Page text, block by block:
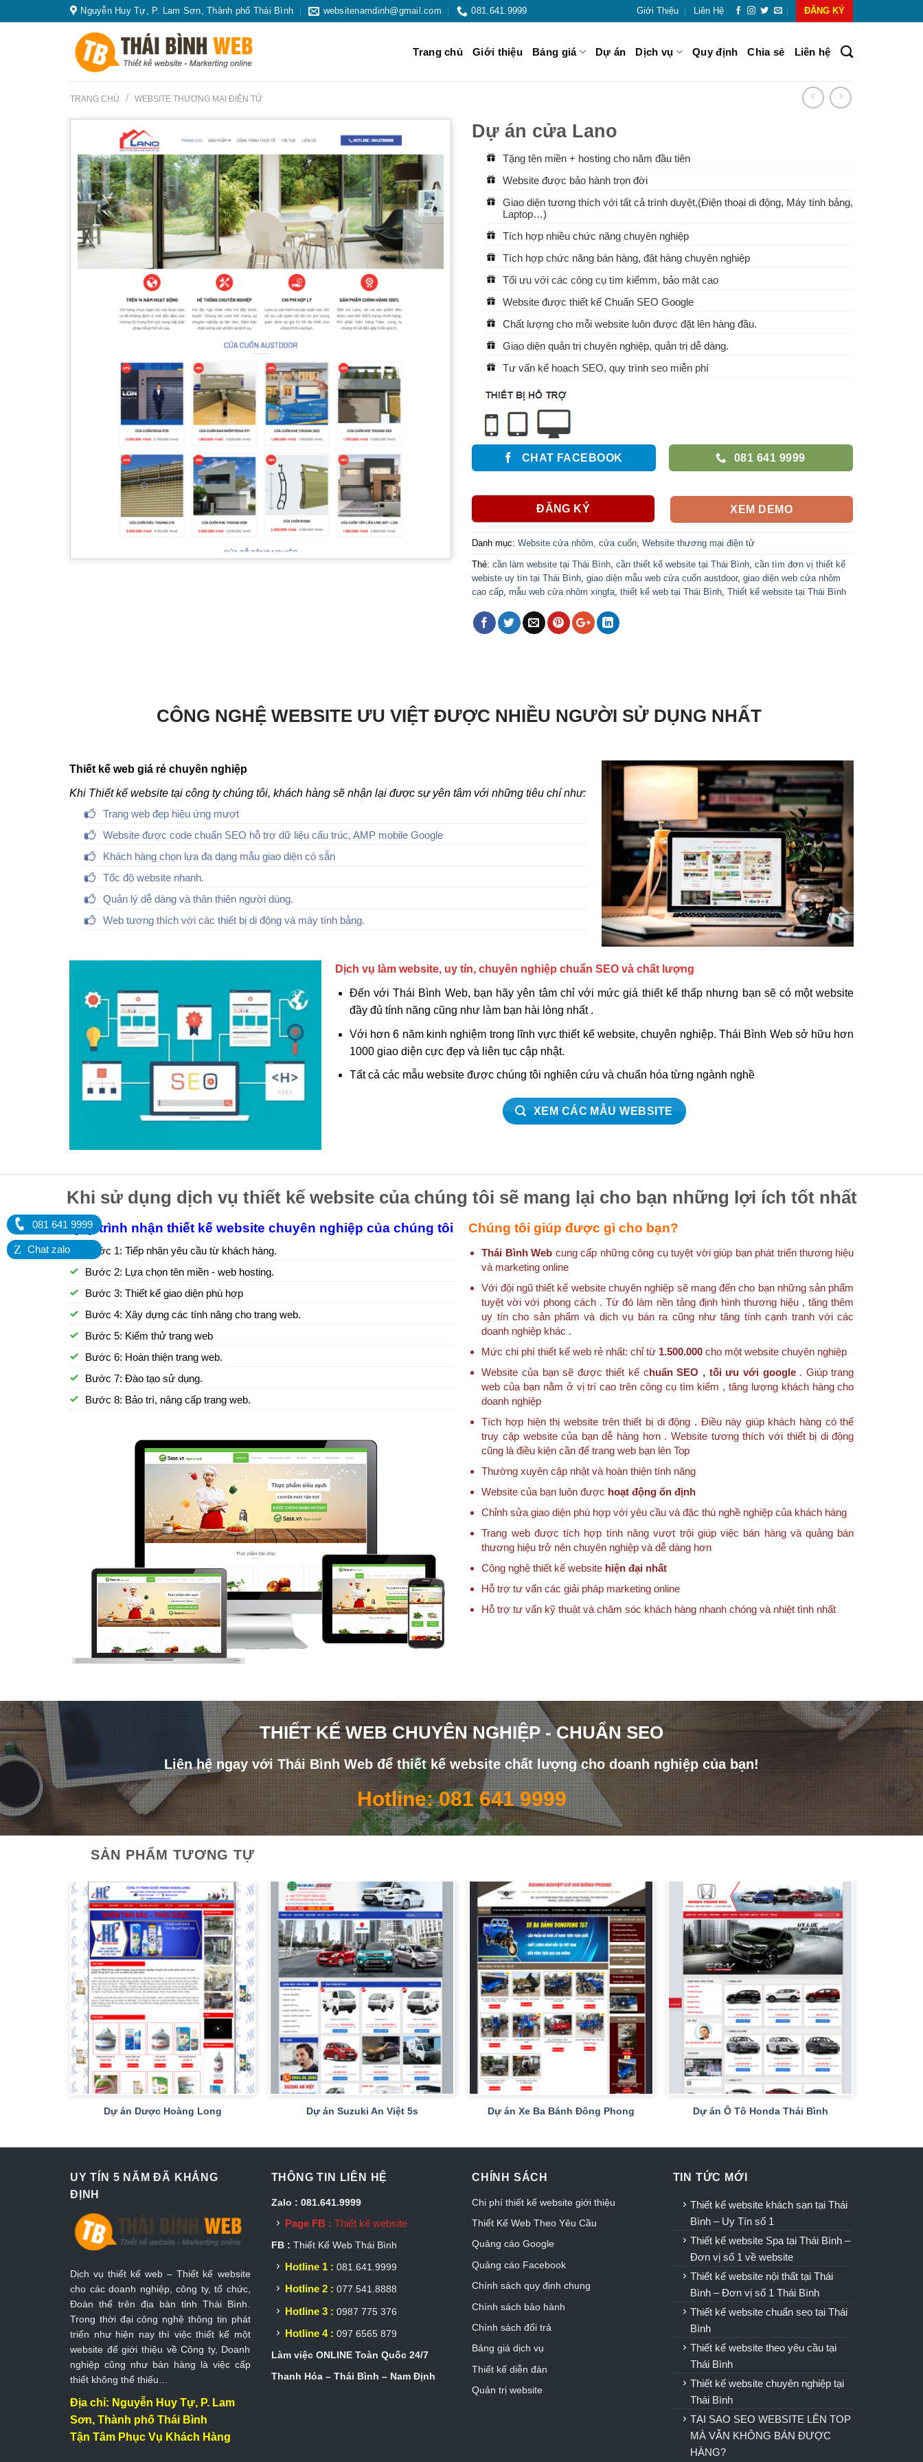
to
081 641 9999
Z Chat zalo
Nguyễn Huy Tự, P. Lam Sơn, Thành phố Thái Bình websitenamdinh@gmail.com 081.641.9999 Giới Thiệu Liên Hệ ĐĂNG KÝ
Trang chủ Giới thiệu Bảng giá Dự án Dịch vụ Quy định Chia sẻ Liên hệ
TRANG CHỦ / WEBSITE THƯƠNG MẠI ĐIỆN TỬ
Dự án cửa Lano
Tặng tên miền + hosting cho năm đầu tiên
Website được bảo hành trọn đời
Giao diện tương thích với tất cả trình duyệt,(Điện thoại di động, Máy tính bảng,
Laptop…)
Tích hợp nhiều chức năng chuyên nghiệp
Tích hợp chức năng bán hàng, đặt hàng chuyên nghiệp
Tối ưu với các công cụ tìm kiếmm, bảo mật cao
Website được thiết kế Chuẩn SEO Google
Chất lượng cho mỗi website luôn được đặt lên hàng đầu.
Giao diện quản trị chuyên nghiệp, quản trị dễ dàng.
Tư vấn kế hoạch SEO, quy trình seo miễn phí
CHAT FACEBOOK 081 641 9999
ĐĂNG KÝ XEM DEMO
Danh mục: Website cửa nhôm, cửa cuốn, Website thương mại điện tử
Thẻ: cần làm website tại Thái Bình, cần thiết kế website tại Thái Bình, cần tìm đơn vị thiết kế
webiste uy tín tại Thái Bình, giao diện mẫu web cửa cuốn austdoor, giao diện web cửa nhôm
cao cấp, mẫu web cửa nhôm xingfa, thiết kế web tại Thái Bình, Thiết kế website tại Thái Bình
CÔNG NGHỆ WEBSITE ƯU VIỆT ĐƯỢC NHIỀU NGƯỜI SỬ DỤNG NHẤT
Thiết kế web giá rẻ chuyên nghiệp
Khi Thiết kế website tại công ty chúng tôi, khách hàng sẽ nhận lại được sự yên tâm với những tiêu chí như:
Trang web đẹp hiệu ứng mượt
Website được code chuẩn SEO hỗ trợ dữ liệu cấu trúc, AMP mobile Google
Khách hàng chọn lựa đa dạng mẫu giao diện có sẵn
Tốc độ website nhanh.
Quản lý dễ dàng và thân thiện người dùng.
Web tương thích với các thiết bị di động và máy tính bảng.
Dịch vụ làm website, uy tín, chuyên nghiệp chuẩn SEO và chất lượng
Đến với Thái Bình Web, bạn hãy yên tâm chỉ với mức giá thiết kế thấp nhưng bạn sẽ có một website
đầy đủ tính năng cũng như làm bạn hài lòng nhất .
Với hơn 6 năm kinh nghiệm trong lĩnh vực thiết kế website, chuyên nghiệp. Thái Bình Web sở hữu hơn
1000 giao diện cực đẹp và liên tục cập nhật.
Tất cả các mẫu website được chúng tôi nghiên cứu và chuẩn hóa từng ngành nghề
XEM CÁC MẪU WEBSITE
Khi sử dụng dịch vụ thiết kế website của chúng tôi sẽ mang lại cho bạn những lợi ích tốt nhất
Quy trình nhận thiết kế website chuyên nghiệp của chúng tôi
Bước 1: Tiếp nhận yêu cầu từ khách hàng.
Bước 2: Lựa chọn tên miền - web hosting.
Bước 3: Thiết kế giao diện phù hợp
Bước 4: Xây dựng các tính năng cho trang web.
Bước 5: Kiểm thử trang web
Bước 6: Hoàn thiện trang web.
Bước 7: Đào tạo sử dụng.
Bước 8: Bảo trì, nâng cấp trang web.
Chúng tôi giúp được gì cho bạn?
Thái Bình Web cung cấp những công cụ tuyệt vời giúp bạn phát triển thương hiệu
và marketing online
Với đội ngũ thiết kế website chuyên nghiệp sẽ mang đến cho bạn những sản phẩm
tuyệt vời với phong cách . Từ đó làm nền tảng định hình thương hiệu , tăng thêm
uy tín cho sản phẩm và dịch vụ bán ra cũng như tăng tính cạnh tranh với các
doanh nghiệp khác .
Mức chi phí thiết kế web rẻ nhất: chỉ từ 1.500.000 cho một website chuyên nghiệp
Website của bạn sẽ được thiết kế chuẩn SEO , tối ưu với google. Giúp trang
web của bạn nằm ở vị trí cao trên công cụ tìm kiếm , tăng lượng khách hàng cho
doanh nghiệp
Tích hợp hiện thị website trên thiết bị di động . Điều này giúp khách hàng có thể
truy cập website của bạn dễ hàng hơn . Website tương thích với thiết bị di động
cũng là điều kiện cần để trang web bạn lên Top
Thường xuyên cập nhật và hoàn thiện tính năng
Website của bạn luôn được hoạt động ổn định
Chỉnh sửa giao diện phù hợp với yêu cầu và đặc thù nghề nghiệp của khách hàng
Trang web được tích hợp tính năng vượt trội giúp việc bán hàng và quảng bán
thương hiệu trở nên chuyên nghiệp và dễ dàng hơn
Công nghệ thiết kế website hiện đại nhất
Hỗ trợ tư vấn các giải pháp marketing online
Hỗ trợ tư vấn kỹ thuật và chăm sóc khách hàng nhanh chóng và nhiệt tình nhất
THIẾT KẾ WEB CHUYÊN NGHIỆP - CHUẨN SEO
Liên hệ ngay với Thái Bình Web để thiết kế website chất lượng cho doanh nghiệp của bạn!
Hotline: 081 641 9999
SẢN PHẨM TƯƠNG TỰ
Dự án Dược Hoàng Long
+
Dự án Suzuki An Việt 5s
+
Dự án Xe Ba Bánh Đông Phong
+
Dự án Ô Tô Honda Thái Bình
UY TÍN 5 NĂM ĐÃ KHẲNG
ĐỊNH
Dịch vụ thiết kế web – Thiết kế website
cho các doanh nghiệp, công ty, tổ chức,
Đoàn thể trên địa bàn tỉnh Thái Bình.
Trong thời đại công nghệ thông tin phát
triển như hiện nay thì việc thiết kế một
website để giới thiệu về Công ty, Doanh
nghiệp cũng như bán hàng là việc cấp
thiết không thể thiếu…
Địa chỉ: Nguyễn Huy Tự, P. Lam
Sơn, Thành phố Thái Bình
Tận Tâm Phục Vụ Khách Hàng
THÔNG TIN LIÊN HỆ
Zalo : 081.641.9999
Page FB : Thiết kế website
FB : Thiết Kế Web Thái Bình
Hotline 1 : 081.641.9999
Hotline 2 : 077.541.8888
Hotline 3 : 0987 775 376
Hotline 4 : 097 6565 879
Làm việc ONLINE Toàn Quốc 24/7
Thanh Hóa – Thái Bình – Nam Định
CHÍNH SÁCH
Chi phí thiết kế website giới thiệu
Thiết Kế Web Theo Yêu Cầu
Quảng cáo Google
Quảng cáo Facebook
Chính sách quy định chung
Chính sách bảo hành
Chính sách đổi trả
Bảng giá dịch vụ
Thiết kế diễn đàn
Quản trị website
TIN TỨC MỚI
Thiết kế website khách sạn tại Thái
Bình – Uy Tín số 1
Thiết kế website Spa tại Thái Bình –
Đơn vị số 1 về website
Thiết kế website nội thất tại Thái
Bình – Đơn vị số 1 Thái Bình
Thiết kế website chuẩn seo tại Thái
Bình
Thiết kế website theo yêu cầu tại
Thái Bình
Thiết kế website chuyên nghiệp tại
Thái Bình
TẠI SAO SEO WEBSITE LÊN TOP
MÀ VẪN KHÔNG BÁN ĐƯỢC
HÀNG?